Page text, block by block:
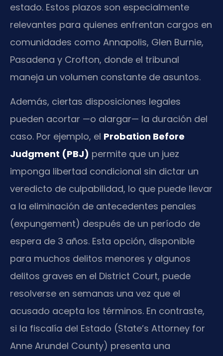
estado. Estos plazos son especialmente
relevantes para quienes enfrentan cargos en
comunidades como Annapolis, Glen Burnie,
Pasadena y Crofton, donde el tribunal
maneja un volumen constante de asuntos.
Además, ciertas disposiciones legales
pueden acortar —o alargar— la duración del
caso. Por ejemplo, el Probation Before
Judgment (PBJ) permite que un juez
imponga libertad condicional sin dictar un
veredicto de culpabilidad, lo que puede llevar
a la eliminación de antecedentes penales
(expungement) después de un período de
espera de 3 años. Esta opción, disponible
para muchos delitos menores y algunos
delitos graves en el District Court, puede
resolverse en semanas una vez que el
acusado acepta los términos. En contraste,
si la fiscalía del Estado (State’s Attorney for
Anne Arundel County) presenta una